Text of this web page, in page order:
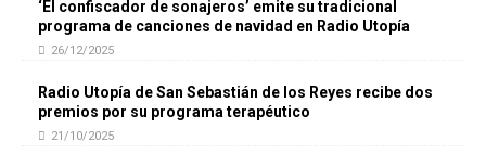
‘El confiscador de sonajeros’ emite su tradicional
programa de canciones de navidad en Radio Utopía
26/12/2025
Radio Utopía de San Sebastián de los Reyes recibe dos
premios por su programa terapéutico
21/10/2025